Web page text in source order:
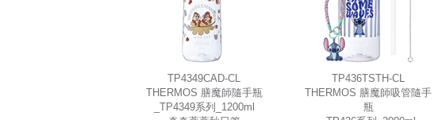
TP4349CAD-CL
THERMOS 膳魔師隨手瓶
_TP4349系列_1200ml
TP436TSTH-CL
THERMOS 膳魔師吸管隨手
瓶